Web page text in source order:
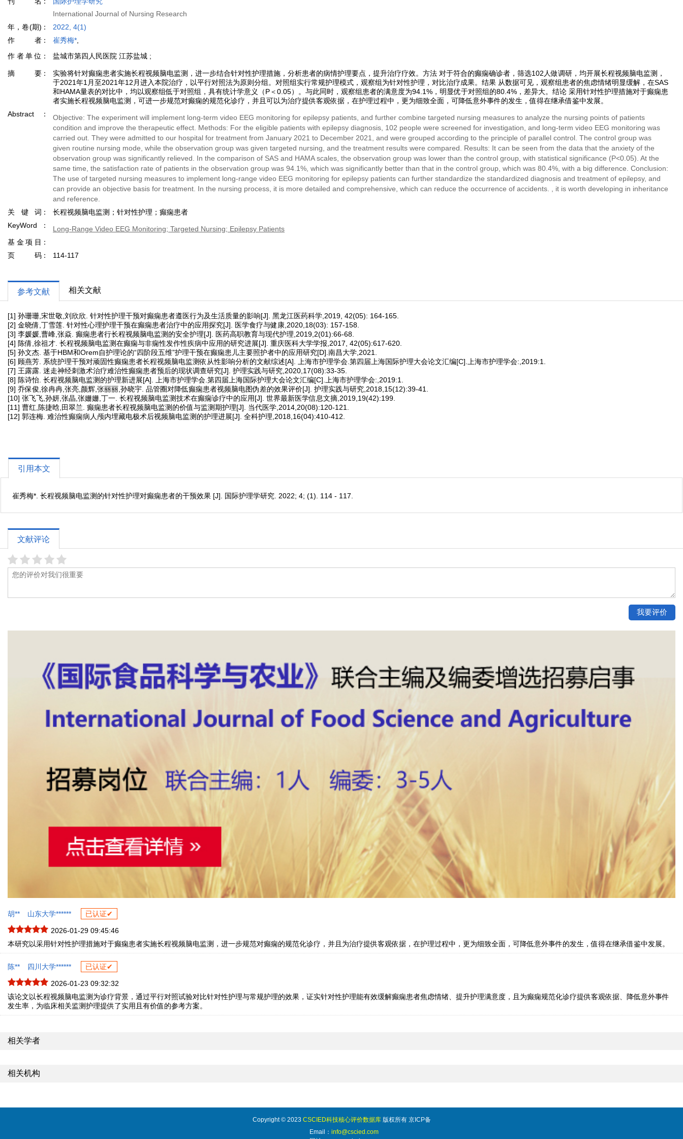
International Journal of Nursing Research
年，卷(期)
2022, 4(1)
作者
崔秀梅*
作者单位
盐城市第四人民医院 江苏盐城 ;
摘要
实验将针对癫痫患者实施长程视频脑电监测，进一步结合针对性护理措施，分析患者的病情护理要点，提升治疗疗效。方法 对于符合的癫痫确诊者，筛选102人做调研，均开展长程视频脑电监测，
于2021年1月至2021年12月进入本院治疗，以平行对照法为原则分组。对照组实行常规护理模式，观察组为针对性护理，对比治疗成果。结果 从数据可见，观察组患者的焦虑情绪明显缓解，在SAS
和HAMA量表的对比中，均以观察组低于对照组，具有统计学意义（P＜0.05）。与此同时，观察组患者的满意度为94.1%，明显优于对照组的80.4%，差异大。结论 采用针对性护理措施对于癫痫患
者实施长程视频脑电监测，可进一步规范对癫痫的规范化诊疗，并且可以为治疗提供客观依据，在护理过程中，更为细致全面，可降低意外事件的发生，值得在继承借鉴中发展。
Abstract
Objective: The experiment will implement long-term video EEG monitoring for epilepsy patients, and further combine targeted nursing measures to analyze the nursing points of patients
condition and improve the therapeutic effect. Methods: For the eligible patients with epilepsy diagnosis, 102 people were screened for investigation, and long-term video EEG monitoring was
carried out. They were admitted to our hospital for treatment from January 2021 to December 2021, and were grouped according to the principle of parallel control. The control group was
given routine nursing mode, while the observation group was given targeted nursing, and the treatment results were compared. Results: It can be seen from the data that the anxiety of the
observation group was significantly relieved. In the comparison of SAS and HAMA scales, the observation group was lower than the control group, with statistical significance (P<0.05). At the
same time, the satisfaction rate of patients in the observation group was 94.1%, which was significantly better than that in the control group, which was 80.4%, with a big difference. Conclusion:
The use of targeted nursing measures to implement long-range video EEG monitoring for epilepsy patients can further standardize the standardized diagnosis and treatment of epilepsy, and
can provide an objective basis for treatment. In the nursing process, it is more detailed and comprehensive, which can reduce the occurrence of accidents. , it is worth developing in inheritance
and reference.
关键词
长程视频脑电监测；针对性护理；癫痫患者
KeyWord
Long-Range Video EEG Monitoring; Targeted Nursing; Epilepsy Patients
基金项目
页码
114-117
参考文献 相关文献
[1] 孙珊珊,宋世敬,刘欣欣. 针对性护理干预对癫痫患者遵医行为及生活质量的影响[J]. 黑龙江医药科学,2019, 42(05): 164-165.
[2] 金晓倩,丁雪莲. 针对性心理护理干预在癫痫患者治疗中的应用探究[J]. 医学食疗与健康,2020,18(03): 157-158.
[3] 李媛媛,曹峰,张焱. 癫痫患者行长程视频脑电监测的安全护理[J]. 医药高职教育与现代护理,2019,2(01):66-68.
[4] 陈倩,徐祖才. 长程视频脑电监测在癫痫与非痫性发作性疾病中应用的研究进展[J]. 重庆医科大学学报,2017, 42(05):617-620.
[5] 孙文杰. 基于HBM和Orem自护理论的“四阶段五维”护理干预在癫痫患儿主要照护者中的应用研究[D].南昌大学,2021.
[6] 顾燕芳. 系统护理干预对顽固性癫痫患者长程视频脑电监测依从性影响分析的文献综述[A]. 上海市护理学会.第四届上海国际护理大会论文汇编[C].上海市护理学会:,2019:1.
[7] 王露露. 迷走神经刺激术治疗难治性癫痫患者预后的现状调查研究[J]. 护理实践与研究,2020,17(08):33-35.
[8] 陈诗怡. 长程视频脑电监测的护理新进展[A]. 上海市护理学会.第四届上海国际护理大会论文汇编[C].上海市护理学会:,2019:1.
[9] 乔保俊,徐冉冉,张亮,颜辉,张丽丽,孙晓宇. 品管圈对降低癫痫患者视频脑电图伪差的效果评价[J]. 护理实践与研究,2018,15(12):39-41.
[10] 张飞飞,孙妍,张晶,张姗姗,丁一. 长程视频脑电监测技术在癫痫诊疗中的应用[J]. 世界最新医学信息文摘,2019,19(42):199.
[11] 曹红,陈捷晗,田翠兰. 癫痫患者长程视频脑电监测的价值与监测期护理[J]. 当代医学,2014,20(08):120-121.
[12] 郭连梅. 难治性癫痫病人颅内埋藏电极术后视频脑电监测的护理进展[J]. 全科护理,2018,16(04):410-412.
引用本文
崔秀梅*. 长程视频脑电监测的针对性护理对癫痫患者的干预效果 [J]. 国际护理学研究. 2022; 4; (1). 114 - 117.
文献评论
胡** 山东大学****** 已认证✔
2026-01-29 09:45:46
本研究以采用针对性护理措施对于癫痫患者实施长程视频脑电监测，进一步规范对癫痫的规范化诊疗，并且为治疗提供客观依据，在护理过程中，更为细致全面，可降低意外事件的发生，值得在继承借鉴中发展。
陈** 四川大学****** 已认证✔
2026-01-23 09:32:32
该论文以长程视频脑电监测为诊疗背景，通过平行对照试验对比针对性护理与常规护理的效果，证实针对性护理能有效缓解癫痫患者焦虑情绪、提升护理满意度，且为癫痫规范化诊疗提供客观依据、降低意外事件
发生率，为临床相关监测护理提供了实用且有价值的参考方案。
相关学者
相关机构
Copyright © 2023 CSCIED科技核心评价数据库版权所有 京ICP备
Email： info@cscied.com